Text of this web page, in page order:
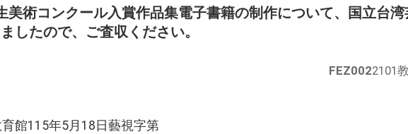
美術コンクール入賞作品集電子書籍の制作について、国立台
したので、ご査収ください。
FEZ0022101
館115年5月18日藝視字第